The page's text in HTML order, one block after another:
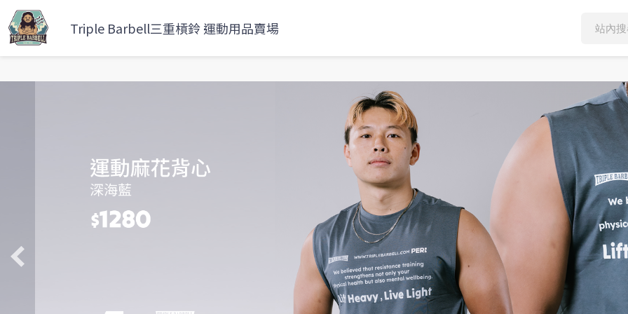
Triple Barbell三重槓鈴 運動用品賣場